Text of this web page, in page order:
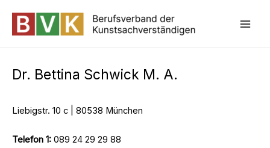
Inhalt
springen
Dr. Bettina Schwick M. A.
Liebigstr. 10 c | 80538 München
Telefon 1: 089 24 29 29 88